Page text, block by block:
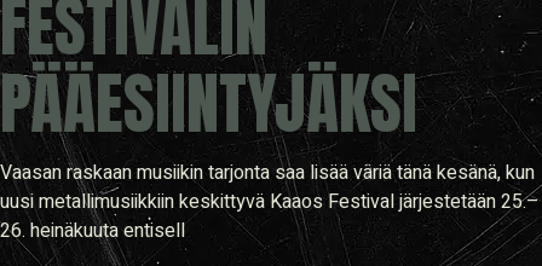
FESTIVALIN
PÄÄESIINTYJÄKSI
Vaasan raskaan musiikin tarjonta saa lisää väriä tänä kesänä, kun
uusi metallimusiikkiin keskittyvä Kaaos Festival järjestetään 25.–
26. heinäkuuta entisell